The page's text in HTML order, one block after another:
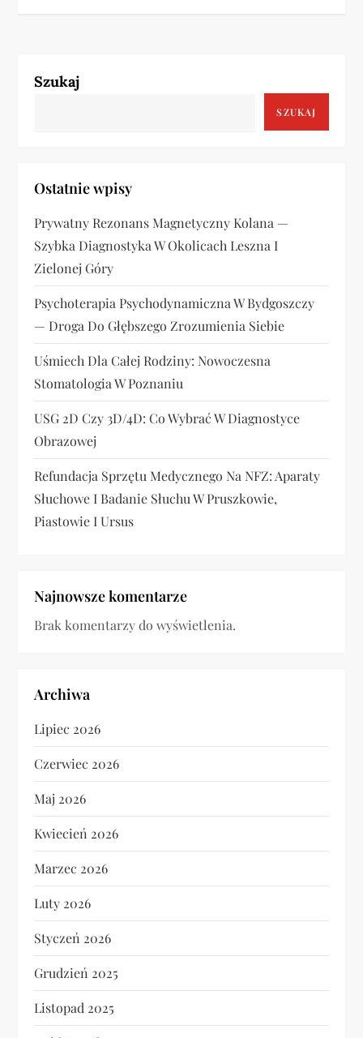
a
a
w
p
i
s
u
Szukaj
SZUKAJ
Ostatnie wpisy
Prywatny Rezonans Magnetyczny Kolana —
Szybka Diagnostyka W Okolicach Leszna I
Zielonej Góry
Psychoterapia Psychodynamiczna W Bydgoszczy
— Droga Do Głębszego Zrozumienia Siebie
Uśmiech Dla Całej Rodziny: Nowoczesna
Stomatologia W Poznaniu
USG 2D Czy 3D/4D: Co Wybrać W Diagnostyce
Obrazowej
Refundacja Sprzętu Medycznego Na NFZ: Aparaty
Słuchowe I Badanie Słuchu W Pruszkowie,
Piastowie I Ursus
Najnowsze komentarze
Brak komentarzy do wyświetlenia.
Archiwa
Lipiec 2026
Czerwiec 2026
Maj 2026
Kwiecień 2026
Marzec 2026
Luty 2026
Styczeń 2026
Grudzień 2025
Listopad 2025